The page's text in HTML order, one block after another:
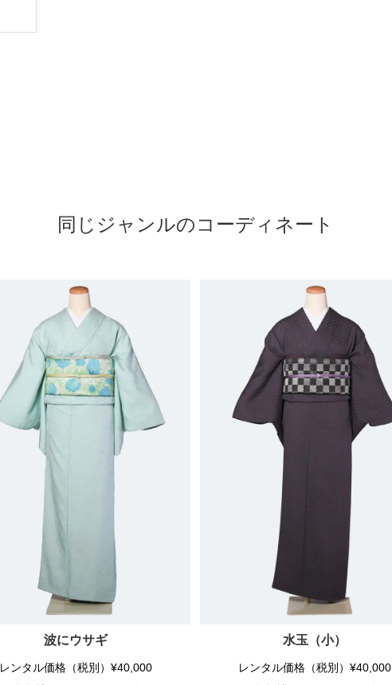
同じジャンルのコーディネート
波にウサギ
レンタル価格（税別）¥40,000
水玉（小）
レンタル価格（税別）¥40,000